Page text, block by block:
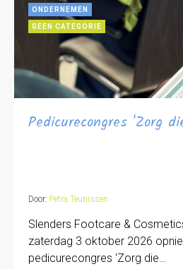
ONDERNEMEN
GEEN CATEGORIE
Pedicurecongres 'Zorg
Door: Petra Teunissen
Slenders Footcare &
zaterdag 3 oktober 2026
pedicurecongres 'Zorg die…